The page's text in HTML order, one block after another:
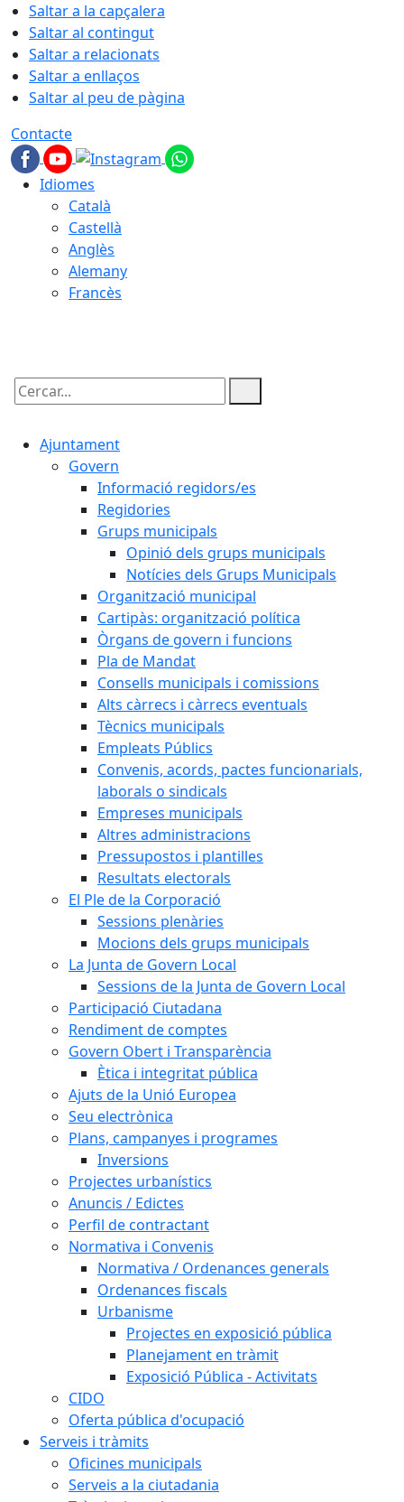
Saltar a la capçalera
Saltar al contingut
Saltar a relacionats
Saltar a enllaços
Saltar al peu de pàgina
Contacte
Idiomes
Català
Castellà
Anglès
Alemany
Francès
Cercar:
Ajuntament
Govern
Informació regidors/es
Regidories
Grups municipals
Opinió dels grups municipals
Notícies dels Grups Municipals
Organització municipal
Cartipàs: organització política
Òrgans de govern i funcions
Pla de Mandat
Consells municipals i comissions
Alts càrrecs i càrrecs eventuals
Tècnics municipals
Empleats Públics
Convenis, acords, pactes funcionarials,
laborals o sindicals
Empreses municipals
Altres administracions
Pressupostos i plantilles
Resultats electorals
El Ple de la Corporació
Sessions plenàries
Mocions dels grups municipals
La Junta de Govern Local
Sessions de la Junta de Govern Local
Participació Ciutadana
Rendiment de comptes
Govern Obert i Transparència
Ètica i integritat pública
Ajuts de la Unió Europea
Seu electrònica
Plans, campanyes i programes
Inversions
Projectes urbanístics
Anuncis / Edictes
Perfil de contractant
Normativa i Convenis
Normativa / Ordenances generals
Ordenances fiscals
Urbanisme
Projectes en exposició pública
Planejament en tràmit
Exposició Pública - Activitats
CIDO
Oferta pública d'ocupació
Serveis i tràmits
Oficines municipals
Serveis a la ciutadania